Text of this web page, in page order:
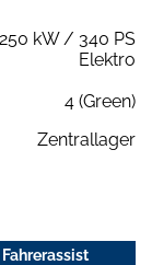
250 kW / 340 PS
Elektro
4 (Green)
Zentrallager